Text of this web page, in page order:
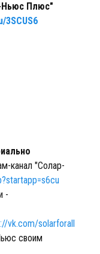
Ньюс Плюс"
3SCUS6
канал "Солар-
-
vk.com/solarforall
своим